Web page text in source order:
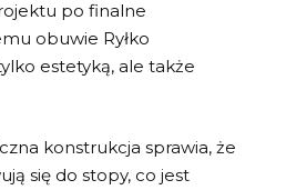
po finalne
obuwie Ryłko
estetyką, ale także
konstrukcja sprawia, że
się do stopy, co jest